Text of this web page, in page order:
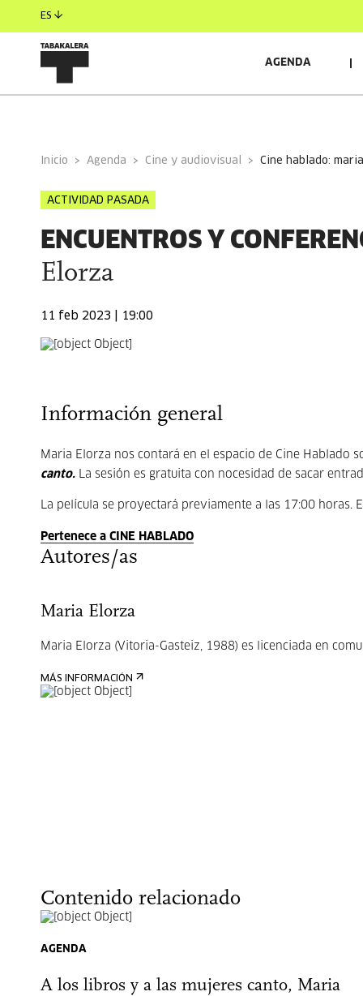
ES
AGENDA
Inicio Agenda Cine y audiovisual cine hablado:
ACTIVIDAD PASADA
ENCUENTROS Y
Elorza
11 feb 2023 | 19:00
Información general
Maria Elorza nos contará en el espacio de Cine Hablado
canto. La sesión es gratuita con nocesidad de sacar
La película se proyectará previamente a las 17:00 horas.
Pertenece a CINE HABLADO
Autores/as
Maria Elorza
Maria Elorza (Vitoria-Gasteiz, 1988) es licenciada en
MÁS INFORMACIÓN
Contenido relacionado
AGENDA
A los libros y a las mujeres canto, Maria